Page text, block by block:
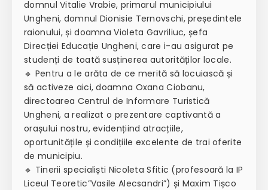
domnul Vitalie Vrabie, primarul municipiului
Ungheni, domnul Dionisie Ternovschi, președintele
raionului, și doamna Violeta Gavriliuc, șefa
Direcției Educație Ungheni, care i-au asigurat pe
studenți de toată susținerea autorităților locale.
🔹 Pentru a le arăta de ce merită să locuiască și
să activeze aici, doamna Oxana Ciobanu,
directoarea Centrul de Informare Turistică
Ungheni, a realizat o prezentare captivantă a
orașului nostru, evidențiind atracțiile,
oportunitățile și condițiile excelente de trai oferite
de municipiu.
🔹 Tinerii specialiști Nicoleta Sfitic (profesoară la IP
Liceul Teoretic”Vasile Alecsandri”) și Maxim Tișco